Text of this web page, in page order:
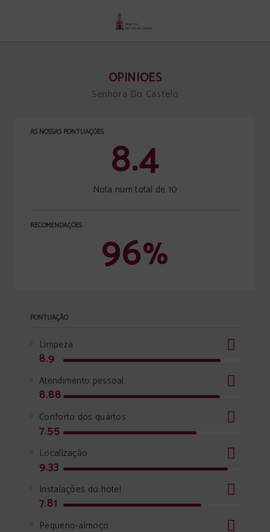
OPINIÕES
Senhora Do Castelo
AS NOSSAS PONTUAÇÕES 8.4
Nota num total de 10
RECOMENDAÇÕES 96%
PONTUAÇÃO
Limpeza
8.9
Atendimento pessoal
8.88
Conforto dos quartos
7.55
Localização
9.33
Instalações do hotel
7.81
Pequeno-almoço